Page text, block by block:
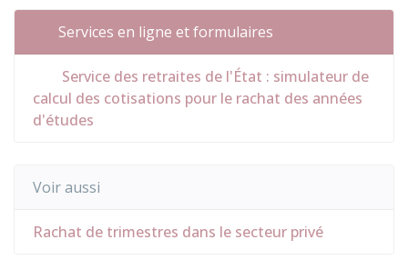
Services en ligne et formulaires
Service des retraites de l'État : simulateur de
calcul des cotisations pour le rachat des années
d'études
Voir aussi
Rachat de trimestres dans le secteur privé